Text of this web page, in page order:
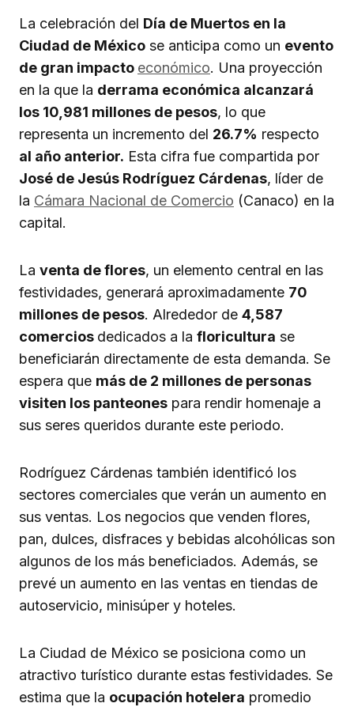
La celebración del Día de Muertos en la
Ciudad de México se anticipa como un evento
de gran impacto económico. Una proyección
en la que la derrama económica alcanzará
los 10,981 millones de pesos, lo que
representa un incremento del 26.7% respecto
al año anterior. Esta cifra fue compartida por
José de Jesús Rodríguez Cárdenas, líder de
la Cámara Nacional de Comercio (Canaco) en la
capital.
La venta de flores, un elemento central en las
festividades, generará aproximadamente 70
millones de pesos. Alrededor de 4,587
comercios dedicados a la floricultura se
beneficiarán directamente de esta demanda. Se
espera que más de 2 millones de personas
visiten los panteones para rendir homenaje a
sus seres queridos durante este periodo.
Rodríguez Cárdenas también identificó los
sectores comerciales que verán un aumento en
sus ventas. Los negocios que venden flores,
pan, dulces, disfraces y bebidas alcohólicas son
algunos de los más beneficiados. Además, se
prevé un aumento en las ventas en tiendas de
autoservicio, minisúper y hoteles.
La Ciudad de México se posiciona como un
atractivo turístico durante estas festividades. Se
estima que la ocupación hotelera promedio